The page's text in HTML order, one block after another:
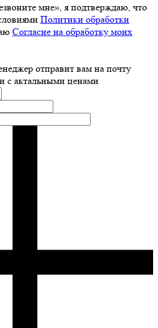
мне», я подтверждаю, что
Политики обработки
Согласие на обработку моих
отправит вам на почту
с актальными ценами